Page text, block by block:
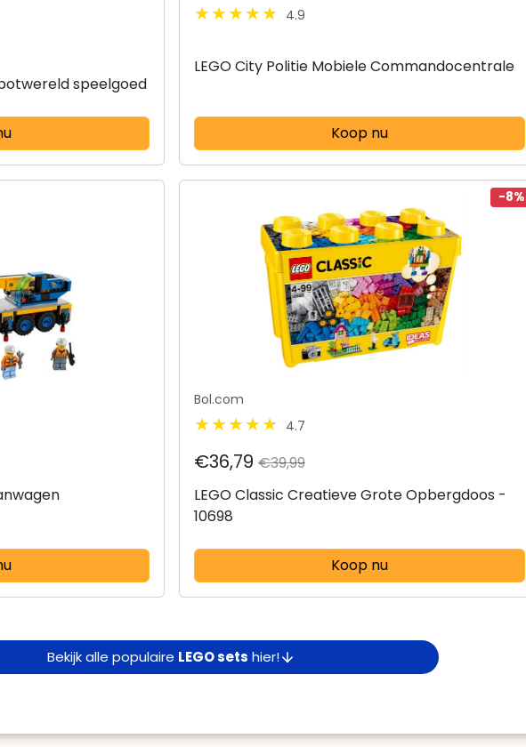
speelgoed
4.9
LEGO City Politie Mobiele Commandocentrale
Koop nu
-8%
Bol.com
4.7
€36,79€39,99
LEGO Classic Creatieve Grote Opbergdoos -
10698
Koop nu
Bekijk alle populaire LEGO sets hier!